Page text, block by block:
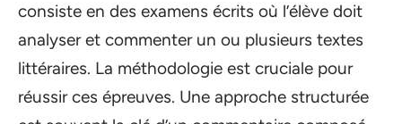
consiste en des examens écrits où l’élève doit
analyser et commenter un ou plusieurs textes
littéraires. La méthodologie est cruciale pour
réussir ces épreuves. Une approche structurée